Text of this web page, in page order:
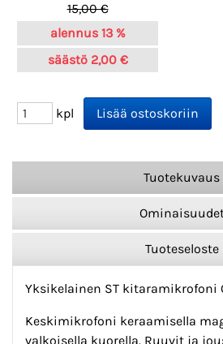
15,00 €
alennus 13 %
säästö 2,00 €
kpl
Tuotekuvaus
Tuoteseloste
Yksikelainen ST kitaramikrofoni
Keskimikrofoni keraamisella
valkoisella kuorella. Ruuvit ja